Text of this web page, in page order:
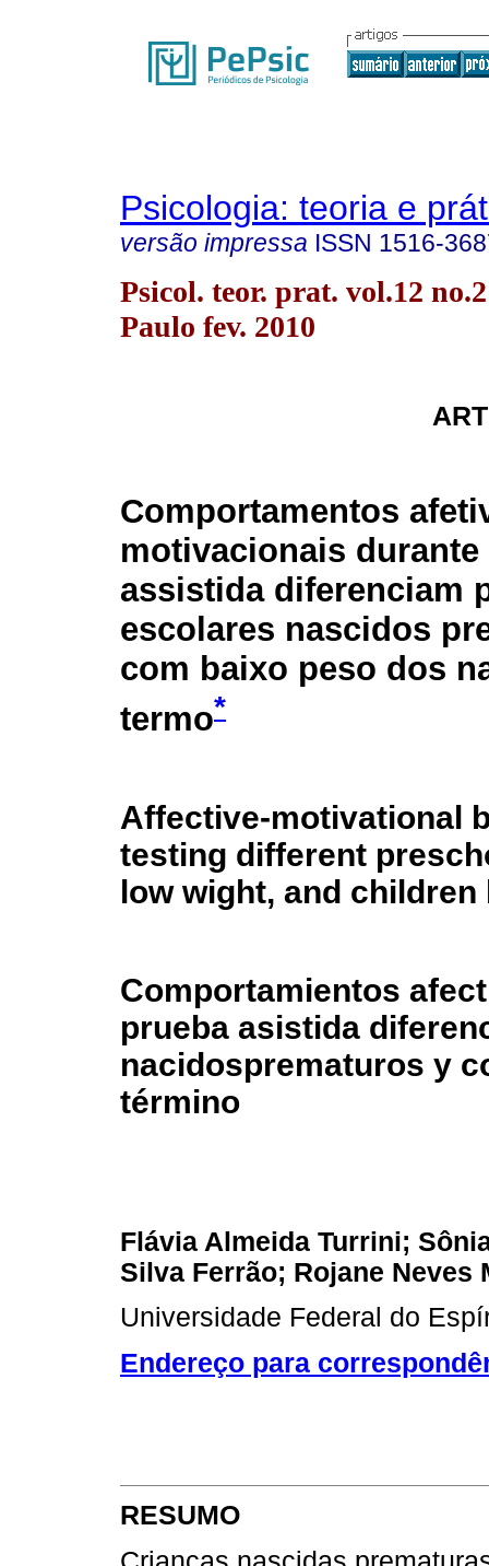
Psicologia: teoria e
versão impressa ISSN 1516-
Psicol. teor. prat. vol.12
Paulo fev. 2010
Comportamentos
motivacionais durante
assistida diferenciam
escolares nascidos
com baixo peso dos
termo*
Affective-motivational
testing different
low wight, and
Comportamientos
prueba asistida
nacidosprematuros y
término
Flávia Almeida Turrini;
Silva Ferrão; Rojane Neves
Universidade Federal do
Endereço para
RESUMO